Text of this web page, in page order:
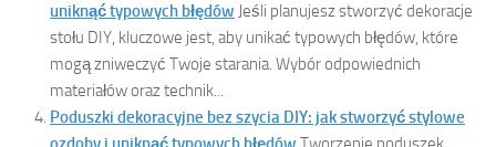
uniknąć typowych błędów Jeśli planujesz stworzyć dekoracje
stołu DIY, kluczowe jest, aby unikać typowych błędów, które
mogą zniweczyć Twoje starania. Wybór odpowiednich
materiałów oraz technik...
Poduszki dekoracyjne bez szycia DIY: jak stworzyć stylowe